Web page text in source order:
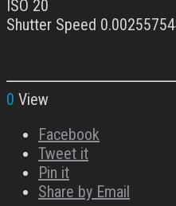
ISO 20
Shutter Speed
0 View
Facebook
Tweet it
Pin it
Share by Email